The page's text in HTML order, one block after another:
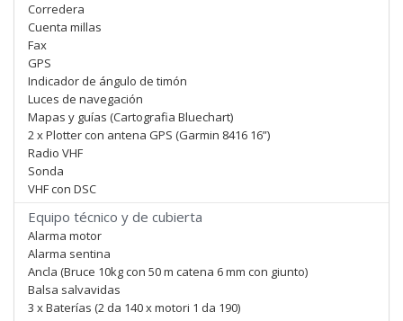
Corredera
Cuenta millas
Fax
GPS
Indicador de ángulo de timón
Luces de navegación
Mapas y guías (Cartografia Bluechart)
2 x Plotter con antena GPS (Garmin 8416 16”)
Radio VHF
Sonda
VHF con DSC
Equipo técnico y de cubierta
Alarma motor
Alarma sentina
Ancla (Bruce 10kg con 50 m catena 6 mm con giunto)
Balsa salvavidas
3 x Baterías (2 da 140 x motori 1 da 190)